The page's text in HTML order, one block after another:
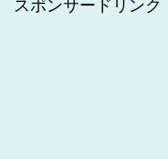
スポンサードリンク